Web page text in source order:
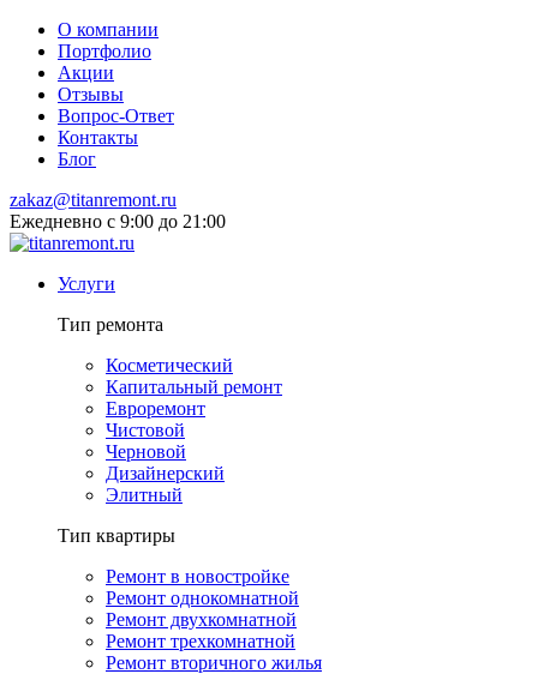
О компании
Портфолио
Акции
Отзывы
Вопрос-Ответ
Контакты
Блог
zakaz@titanremont.ru
Ежедневно с 9:00 до 21:00
Услуги
Тип ремонта
Косметический
Капитальный ремонт
Евроремонт
Чистовой
Черновой
Дизайнерский
Элитный
Тип квартиры
Ремонт в новостройке
Ремонт однокомнатной
Ремонт двухкомнатной
Ремонт трехкомнатной
Ремонт вторичного жилья